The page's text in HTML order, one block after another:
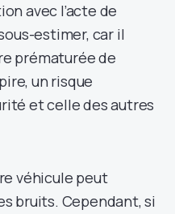
avec l’acte de
estimer, car il
prématurée de
un risque
et celle des autres
véhicule peut
bruits. Cependant, si